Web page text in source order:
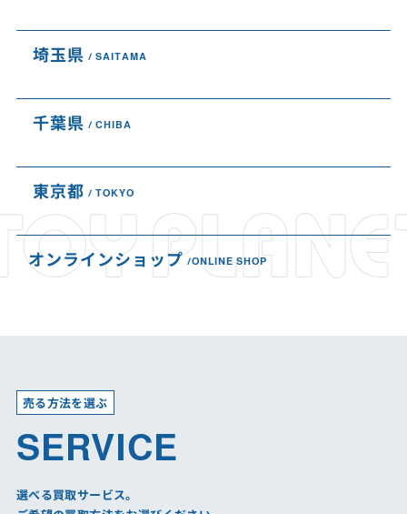
埼玉県 SAITAMA
千葉県 CHIBA
東京都 TOKYO
オンラインショップ ONLINE SHOP
SERVICE
売る方法を選ぶ
選べる買取サービス。